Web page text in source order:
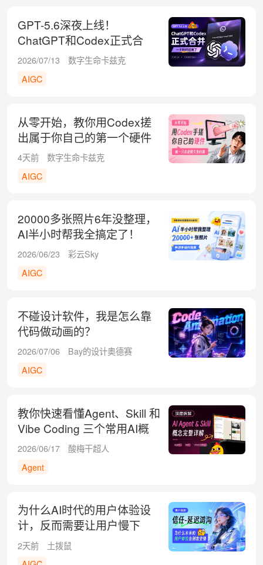
GPT-5.6深夜上线！
ChatGPT和Codex正式合
并，一个时代结束了
2026/07/13
数字生命卡兹克
AIGC
从零开始，教你用Codex搓
出属于你自己的第一个硬件
4天前
数字生命卡兹克
AIGC
20000多张照片6年没整理，
AI半小时帮我全搞定了！
2026/06/23
彩云Sky
AIGC
不碰设计软件，我是怎么靠
代码做动画的？
2026/07/06
Bay的设计奥德赛
AIGC
教你快速看懂Agent、Skill 和
Vibe Coding 三个常用AI概
念！
2026/06/17
酸梅干超人
Agent
为什么AI时代的用户体验设
计，反而需要让用户慢下
来？
2天前
土拨鼠